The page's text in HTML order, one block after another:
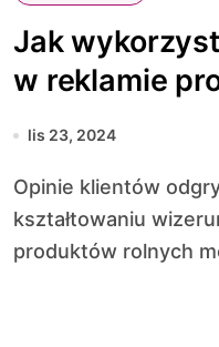
Jak
w reklamie
lis 23, 2024
Opinie klientów odgrywają kluczową rolę w
kształtowaniu
produktów rolnych